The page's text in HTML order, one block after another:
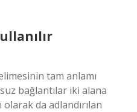
tam anlamı
bağlantılar iki alana
olarak da adlandırılan